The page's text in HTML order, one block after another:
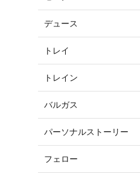
デュース
トレイ
トレイン
バルガス
パーソナルストーリー
フェロー